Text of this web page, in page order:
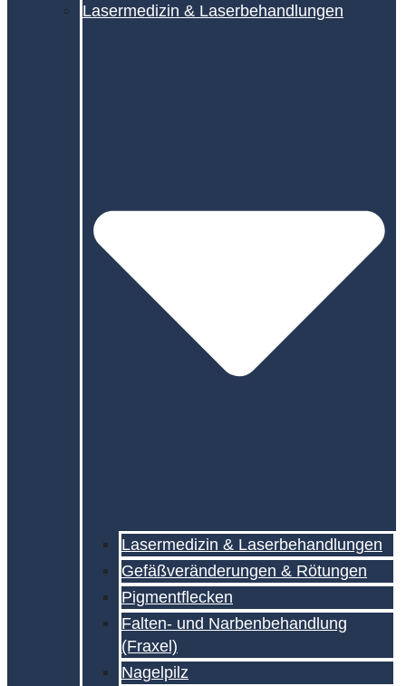
Lasermedizin & Laserbehandlungen
Lasermedizin & Laserbehandlungen
Gefäßveränderungen & Rötungen
Pigmentflecken
Falten- und Narben­behandlung
(Fraxel)
Nagelpilz